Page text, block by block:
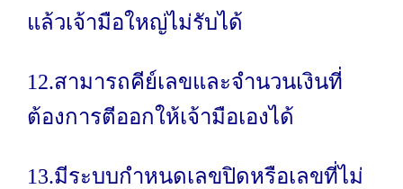
แล้วเจ้ามือใหญ่ไม่รับได้
12.สามารถคีย์เลขและจำนวนเงินที่
ต้องการตีออกให้เจ้ามือเองได้
13.มีระบบกำหนดเลขปิดหรือเลขที่ไม่